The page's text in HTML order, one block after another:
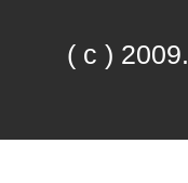
( c )